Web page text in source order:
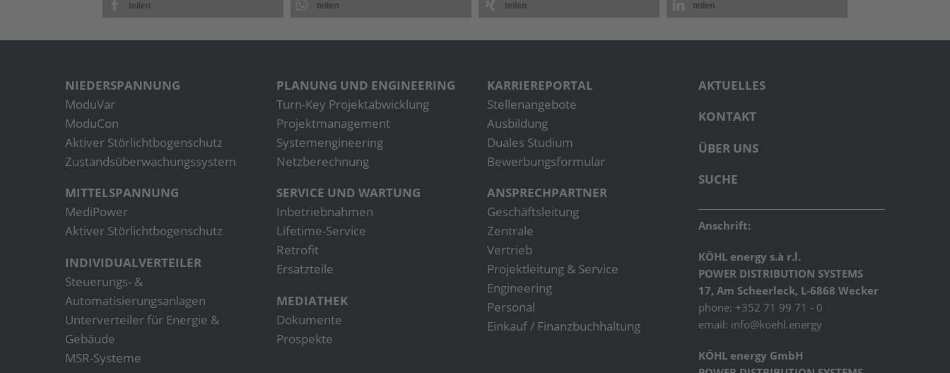
teilen teilen teilen teilen
NIEDERSPANNUNG
ModuVar
ModuCon
Aktiver Störlichtbogenschutz
Zustandsüberwachungs­­­­system
MITTELSPANNUNG
MediPower
Aktiver Störlichtbogenschutz
INDIVIDUALVERTEILER
Steuerungs- &
Automatisierungsanlagen
Unterverteiler für Energie &
Gebäude
MSR-Systeme
PLANUNG UND ENGINEERING
Turn-Key Projektabwicklung
Projektmanagement
Systemengineering
Netzberechnung
SERVICE UND WARTUNG
Inbetriebnahmen
Lifetime-Service
Retrofit
Ersatzteile
MEDIATHEK
Dokumente
Prospekte
KARRIEREPORTAL
Stellenangebote
Ausbildung
Duales Studium
Bewerbungsformular
ANSPRECHPARTNER
Geschäftsleitung
Zentrale
Vertrieb
Projektleitung & Service
Engineering
Personal
Einkauf / Finanzbuchhaltung
AKTUELLES
KONTAKT
ÜBER UNS
SUCHE
Anschrift:
KÖHL energy s.à r.l.
POWER DISTRIBUTION SYSTEMS
17, Am Scheerleck, L-6868 Wecker
phone: +352 71 99 71 - 0
email: info@koehl.energy
KÖHL energy GmbH